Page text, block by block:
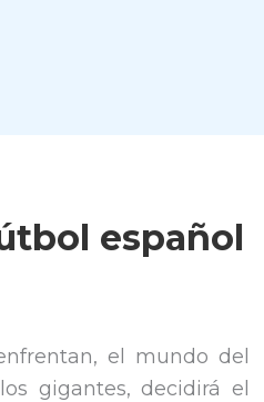
español
el mundo del
gigantes, decidirá el